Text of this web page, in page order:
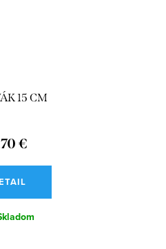
15 CM
€